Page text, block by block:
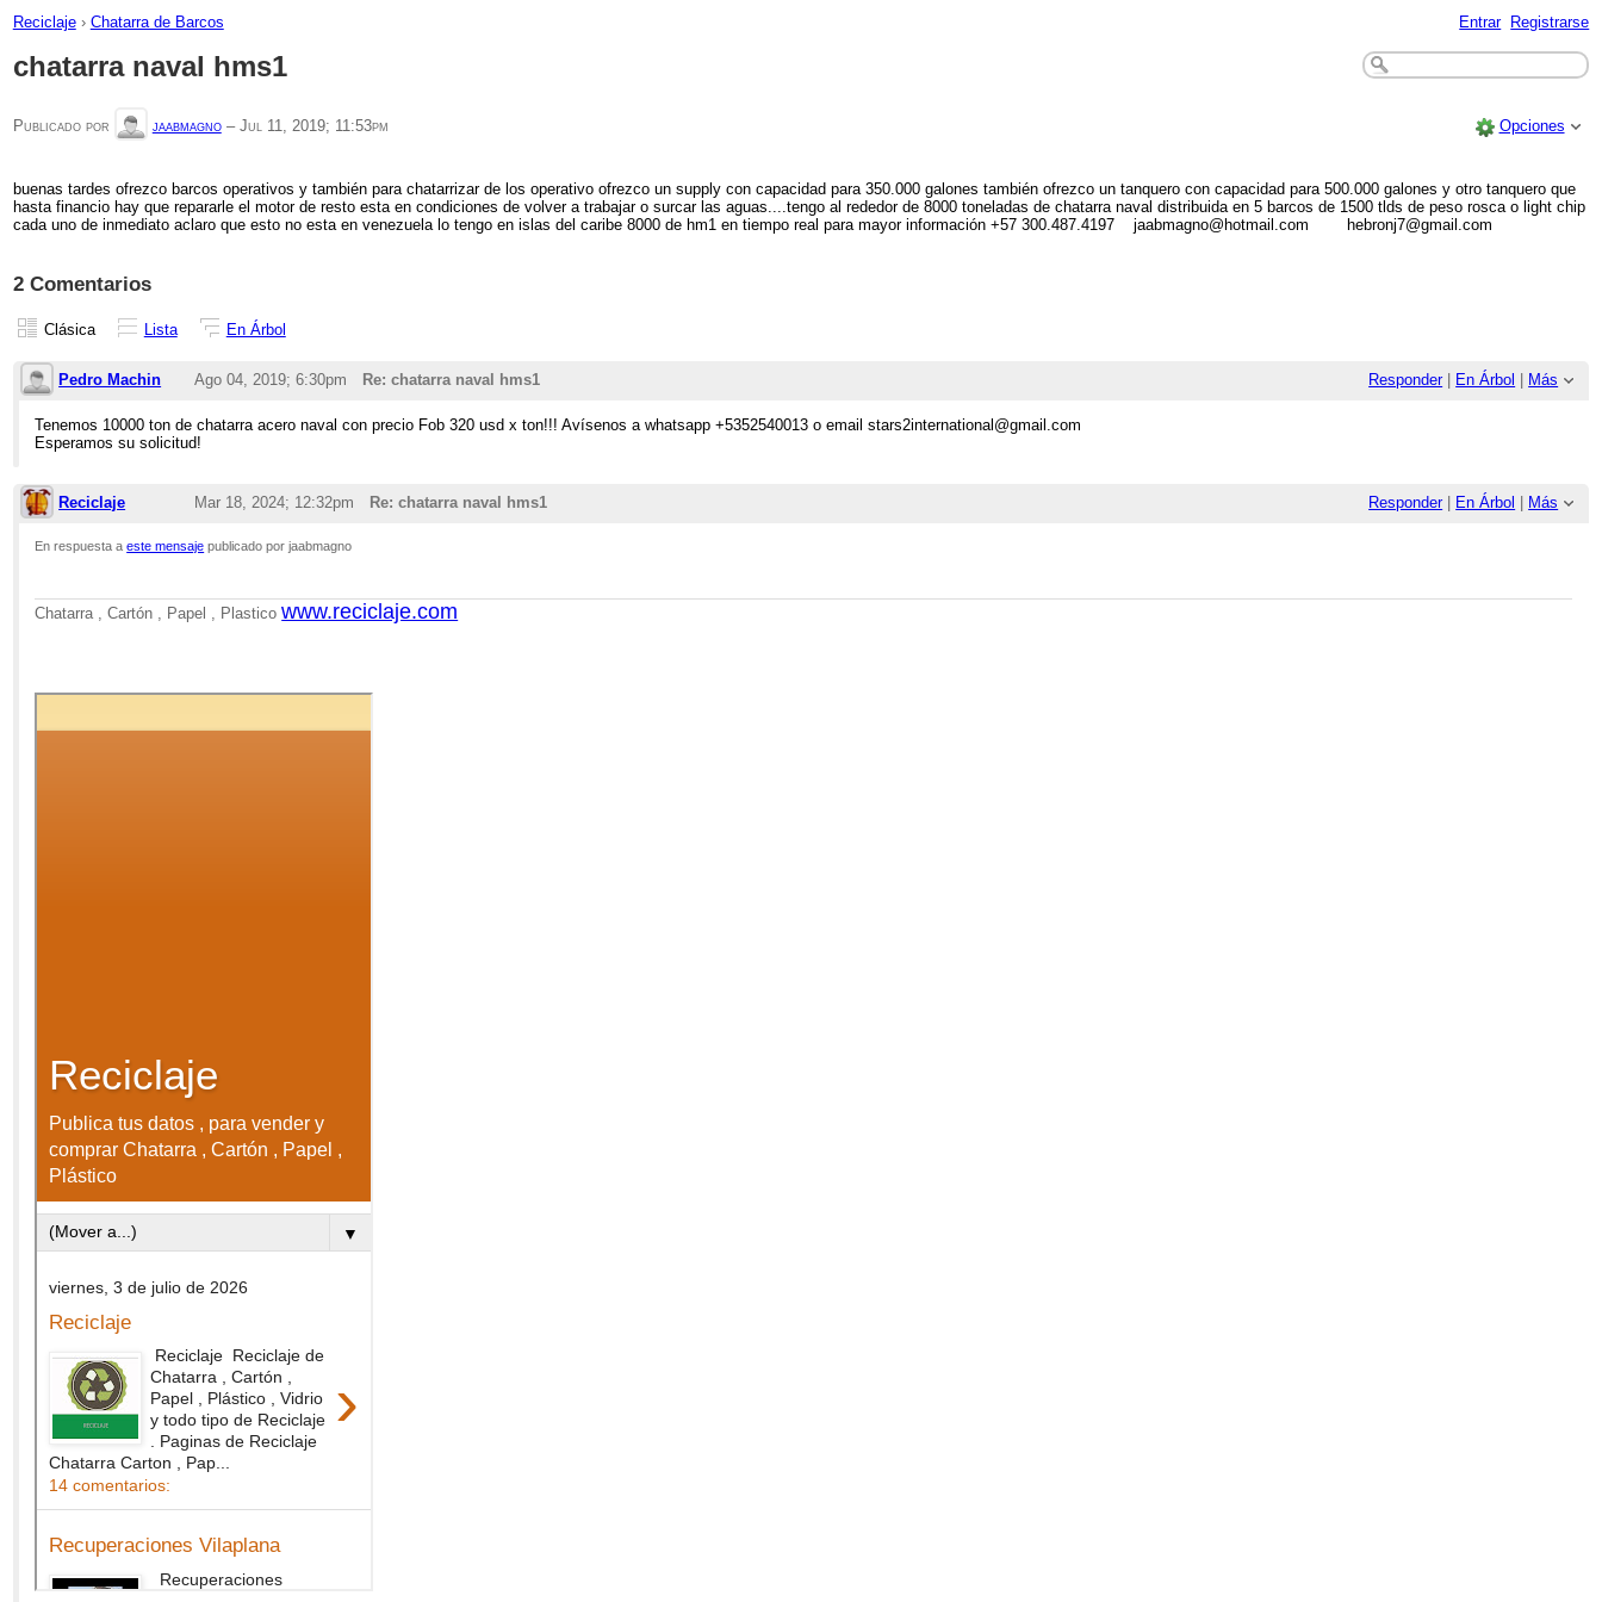
Reciclaje › Chatarra de Barcos Entrar Registrarse
chatarra naval hms1
Publicado por jaabmagno– Jul 11, 2019; 11:53pm Opciones
buenas tardes ofrezco barcos operativos y también para chatarrizar de los operativo ofrezco un supply con capacidad para 350.000 galones también ofrezco un tanquero con capacidad para 500.000 galones y otro tanquero que
hasta financio hay que repararle el motor de resto esta en condiciones de volver a trabajar o surcar las aguas....tengo al rededor de 8000 toneladas de chatarra naval distribuida en 5 barcos de 1500 tlds de peso rosca o light chip
cada uno de inmediato aclaro que esto no esta en venezuela lo tengo en islas del caribe 8000 de hm1 en tiempo real para mayor información +57 300.487.4197 jaabmagno@hotmail.com hebronj7@gmail.com
2 Comentarios
Clásica Lista En Árbol
Pedro Machin Responder| En Árbol Más
Ago 04, 2019; 6:30pm Re: chatarra naval hms1
Tenemos 10000 ton de chatarra acero naval con precio Fob 320 usd x ton!!! Avísenos a whatsapp +5352540013 o email stars2international@gmail.com
Esperamos su solicitud!
Reciclaje Responder| En Árbol Más
Mar 18, 2024; 12:32pm Re: chatarra naval hms1
En respuesta aeste mensaje publicado por jaabmagno
Chatarra , Cartón , Papel , Plasticowww.reciclaje.com